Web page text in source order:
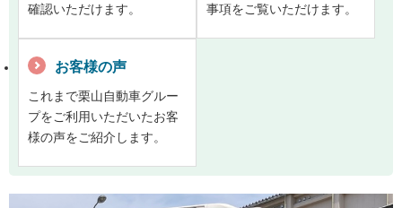
確認いただけます。
事項をご覧いただけます。
お客様の声
これまで栗山自動車グルー
プをご利用いただいたお客
様の声をご紹介します。